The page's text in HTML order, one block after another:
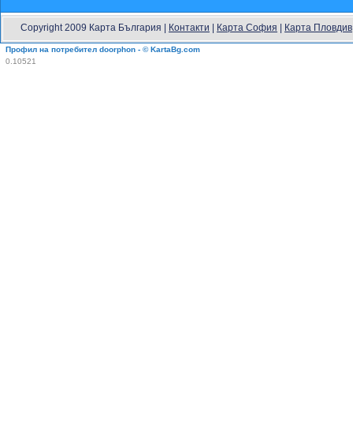
Copyright 2009 Карта България | Контакти Карта София Карта Пловдив
Профил на потребител doorphon - © KartaBg.com
0.10521